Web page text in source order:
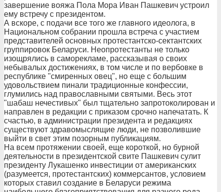
завершение вояжа Пола Мора Иван Пашкевич устроил
ему встречу с президентом.
А вскоре, с подачи все того же главного идеолога, в
Национальном собрании прошла встреча с участием
представителей основных протестантско-сектантских
группировок Беларуси. Неопротестанты не только
изощрялись в саморекламе, рассказывая о своих
небывалых достижениях, в том числе и по вербовке в
республике "смиренных овец", но еще с большим
удовольствием пинали традиционные конфессии,
глумились над православными святыми. Весь этот
"шабаш нечестивых" был тщательно запротоколирован и
направлен в редакции с приказом срочно напечатать. К
счастью, в администрации президента и редакциях
существуют здравомыслящие люди, не позволившие
выйти в свет этим позорным публикациям.
На всем протяжении своей, еще короткой, но бурной
деятельности в президентской свите Пашкевич сулит
президенту Лукашенко инвестиции от американских
(разумеется, протестантских) коммерсантов, условием
которых ставил создание в Беларуси режима